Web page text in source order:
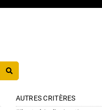
AUTRES CRITÈRES